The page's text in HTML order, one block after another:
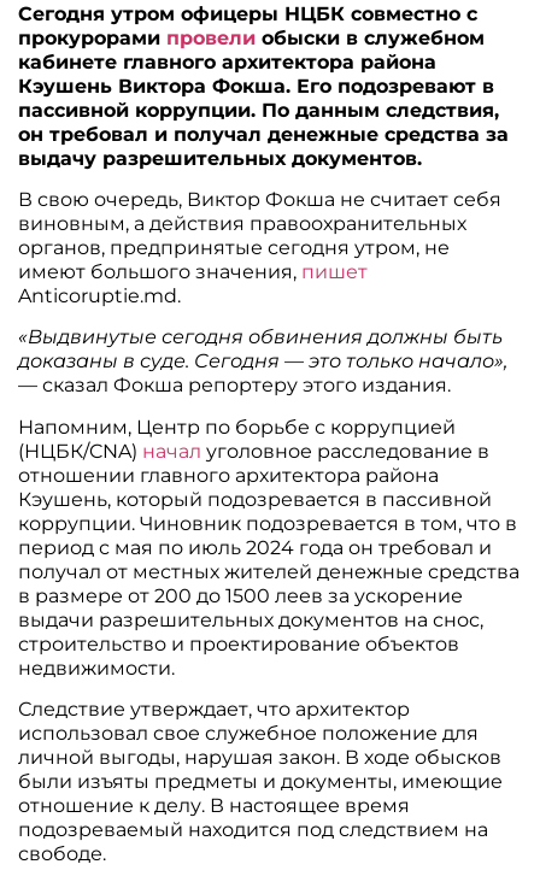
Сегодня утром офицеры НЦБК совместно с
прокурорами провелиобыски в служебном
кабинете главного архитектора района
Кэушень Виктора Фокша. Его подозревают в
пассивной коррупции. По данным следствия,
он требовал и получал денежные средства за
выдачу разрешительных документов.
В свою очередь, Виктор Фокша не считает себя
виновным, а действия правоохранительных
органов, предпринятые сегодня утром, не
имеют большого значения, пишет
Anticoruptie.md.
«Выдвинутые сегодня обвинения должны быть
доказаны в суде. Сегодня — это только начало»,
— сказал Фокша репортеру этого издания.
Напомним, Центр по борьбе с коррупцией
(НЦБК/CNA) начал уголовное расследование в
отношении главного архитектора района
Кэушень, который подозревается в пассивной
коррупции. Чиновник подозревается в том, что в
период с мая по июль 2024 года он требовал и
получал от местных жителей денежные средства
в размере от 200 до 1500 леев за ускорение
выдачи разрешительных документов на снос,
строительство и проектирование объектов
недвижимости.
Следствие утверждает, что архитектор
использовал свое служебное положение для
личной выгоды, нарушая закон. В ходе обысков
были изъяты предметы и документы, имеющие
отношение к делу. В настоящее время
подозреваемый находится под следствием на
свободе.